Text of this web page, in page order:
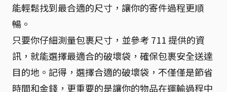
能輕鬆找到最合適的尺寸，讓你的寄件過程更順
暢。
只要你仔細測量包裹尺寸，並參考 711 提供的資
訊，就能選擇最適合的破壞袋，確保包裹安全送達
目的地。記得，選擇合適的破壞袋，不僅僅是節省
時間和金錢，更重要的是讓你的物品在運輸過程中